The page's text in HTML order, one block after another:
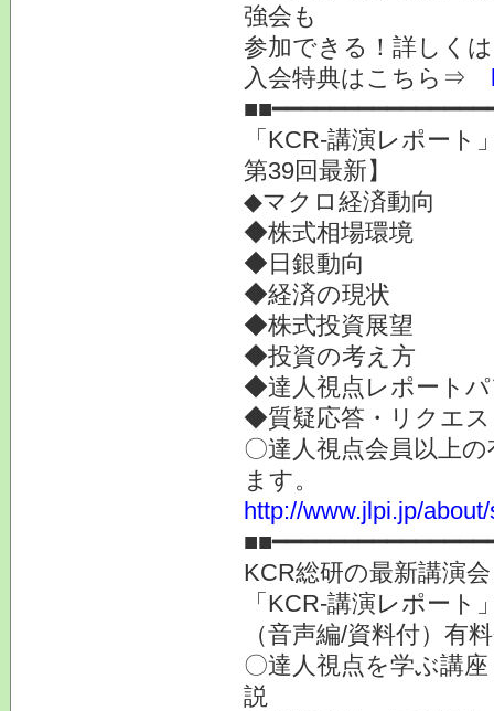
強会も
参加できる！詳し
入会特典はこちら⇒
「KCR-講演レポート
第39回最新】
◆マクロ経済動向
◆株式相場環境
◆日銀動向
◆経済の現状
◆株式投資展望
◆投資の考え方
◆達人視点レポート
◆質疑応答・リクエ
〇達人視点会員以上
ます。
http://www.jlpi.jp/
KCR総研の最新講演
「KCR-講演レポート
（音声編/資料付）有
〇達人視点を学ぶ講
説